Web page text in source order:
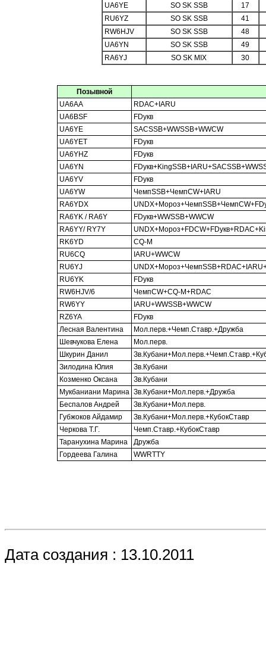
UA6YE
SO SK SSB
17
RU6YZ
SO SK SSB
41
RW6HJV
SO SK SSB
48
UA6YN
SO SK SSB
49
RA6YJ
SO SK MIX 30
Позывной
UA6AA
RDAC+IARU
UA6BSF
FDукв
UA6YE
SACSSB+WWSSB+WWCW
UA6YET
FDукв
UA6YHZ
FDукв
UA6YN
UA6YV
FDукв
UA6YW
ЧемпSSB+ЧемпCW+IARU
RA6YDX
RA6YK / RA6Y
FDукв+WWSSB+WWCW
RA6YY/ RY7Y
RK6YD
CQ-M
RU6CQ
IARU+WWCW
RU6YJ
RU6YK
FDукв
RW6HJV/6
ЧемпCW+CQ-M+RDAC
RW6YY
IARU+WWSSB+WWCW
RZ6YA
FDукв
Лесная Валентина
Мол.перв.+Чемп.Ставр.+Дружба
Шевчукова Елена
Мол.перв.
Шкурин Данил
Зилодина Юлия
Зв.Кубани
Козменко Оксана
Зв.Кубани
Мукбаниани Марина Зв.Кубани+Мол.перв.+Дружба
Беспалов Андрей
Зв.Кубани+Мол.перв.
Губжоков Айдамир
Зв.Кубани+Мол.перв.+КубокСтавр
Черкова Т.Г.
Чемп.Ставр.+КубокСтавр
Таранухина Марина
Дружба
Гордеева Галина
WWRTTY
Дата создания : 13.10.2011